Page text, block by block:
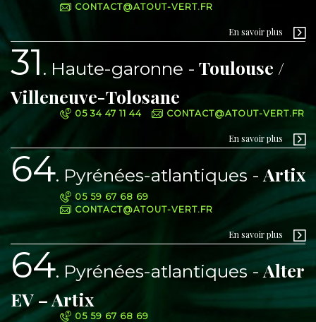
CONTACT@ATOUT-VERT.FR
En savoir plus
31 Haute-garonne
Toulouse /
Villeneuve-Tolosane
05 34 47 11 44 CONTACT@ATOUT-VERT.FR
En savoir plus
64 Pyrénées-atlantiques Artix
05 59 67 68 69
CONTACT@ATOUT-VERT.FR
En savoir plus
64 Pyrénées-atlantiques Alter
EV – Artix
05 59 67 68 69